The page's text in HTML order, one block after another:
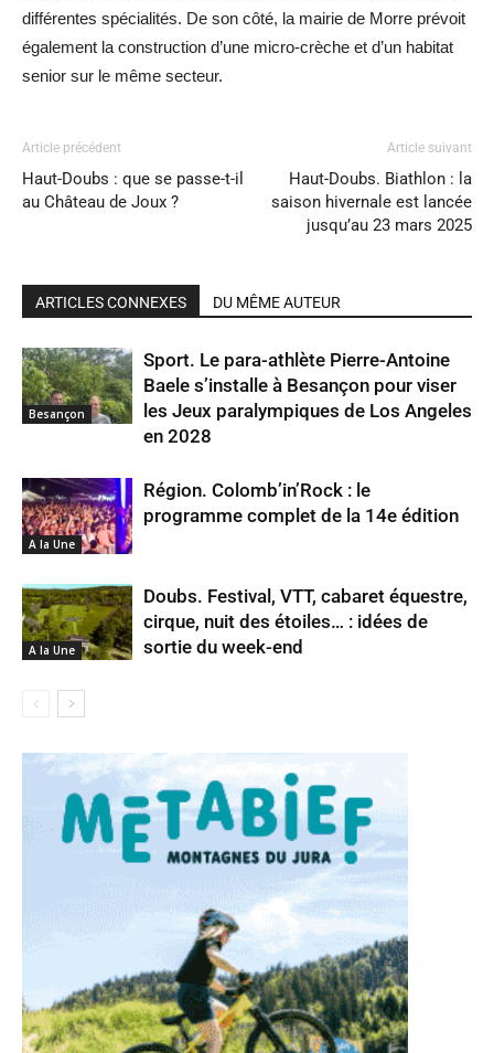
différentes spécialités. De son côté, la mairie de Morre prévoit
également la construction d’une micro-crèche et d’un habitat
senior sur le même secteur.
Article précédent
Haut-Doubs : que se passe-t-il
au Château de Joux ?
Article suivant
Haut-Doubs. Biathlon : la
saison hivernale est lancée
jusqu’au 23 mars 2025
ARTICLES CONNEXES DU MÊME AUTEUR
Besançon
Sport. Le para-athlète Pierre-Antoine
Baele s’installe à Besançon pour viser
les Jeux paralympiques de Los Angeles
en 2028
A la Une
Région. Colomb’in’Rock : le
programme complet de la 14e édition
A la Une
Doubs. Festival, VTT, cabaret équestre,
cirque, nuit des étoiles… : idées de
sortie du week-end